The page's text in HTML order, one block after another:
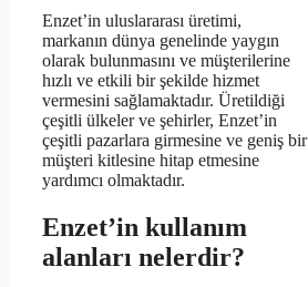
Enzet’in uluslararası üretimi,
markanın dünya genelinde yaygın
olarak bulunmasını ve müşterilerine
hızlı ve etkili bir şekilde hizmet
vermesini sağlamaktadır. Üretildiği
çeşitli ülkeler ve şehirler, Enzet’in
çeşitli pazarlara girmesine ve geniş bir
müşteri kitlesine hitap etmesine
yardımcı olmaktadır.
Enzet’in kullanım
alanları nelerdir?